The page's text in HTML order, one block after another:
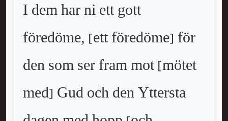
I dem har ni ett gott
föredöme, [ett föredöme] för
den som ser fram mot [mötet
med] Gud och den Yttersta